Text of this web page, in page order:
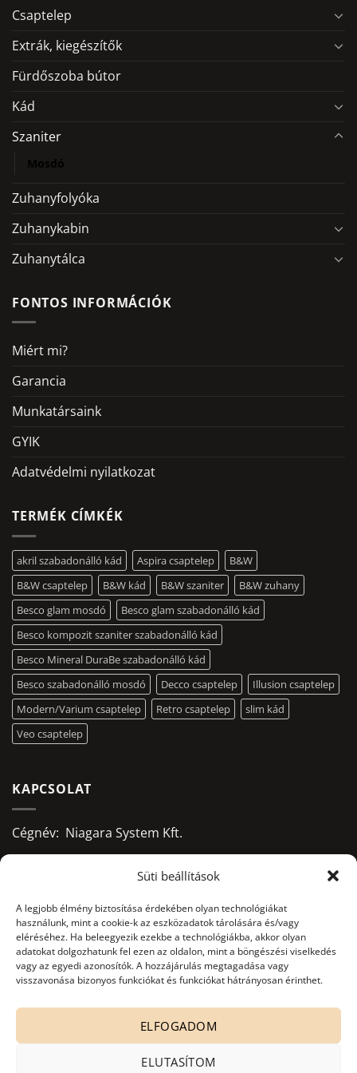
Süti beállítások
A legjobb élmény biztosítása érdekében olyan technológiákat
használunk, mint a cookie-k az eszközadatok tárolására és/vagy
eléréséhez. Ha beleegyezik ezekbe a technológiákba, akkor olyan
adatokat dolgozhatunk fel ezen az oldalon, mint a böngészési viselkedés
vagy az egyedi azonosítók. A hozzájárulás megtagadása vagy
visszavonása bizonyos funkciókat és funkciókat hátrányosan érinthet.
ELFOGADOM
ELUTASÍTOM
a
választhatók
Csaptelep
Extrák, kiegészítők
Fürdőszoba bútor
Kád
Szaniter
Mosdó
Zuhanyfolyóka
Zuhanykabin
Zuhanytálca
FONTOS INFORMÁCIÓK
Miért mi?
Garancia
Munkatársaink
GYIK
Adatvédelmi nyilatkozat
TERMÉK CÍMKÉK
akril szabadonálló kád Aspira csaptelep
B&W
B&W csaptelep
B&W kád B&W szaniter
B&W zuhany
Besco glam mosdó
Besco glam szabadonálló kád
Besco kompozit szaniter szabadonálló kád
Besco Mineral DuraBe szabadonálló kád
Besco szabadonálló mosdó
Decco csaptelep
Illusion csaptelep
Modern/Varium csaptelep
Retro csaptelep
slim kád
Veo csaptelep
KAPCSOLAT
Cégnév: Niagara System Kft.
Adószám: 13156668-2-09
Bankszámlaszám:
10403428-50526956-71541002
Adatkezelés nyilvántartási száma:
NAIH-82806/2015.
office@niagarasystem.hu
+36 52 535 712